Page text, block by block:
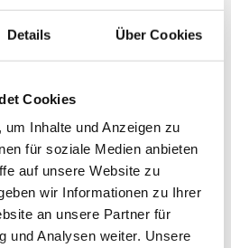
Details Über Cookies
Cookies
Inhalte und Anzeigen zu
für soziale Medien anbieten
auf unsere Website zu
wir Informationen zu Ihrer
an unsere Partner für
und Analysen weiter. Unsere
Menü zum Abendessen im
und 5-Gang Menüzum
„Auf Scharffeneck“
Bereich „Auszeit“
Slipper für die Zeit Ihres
WLAN